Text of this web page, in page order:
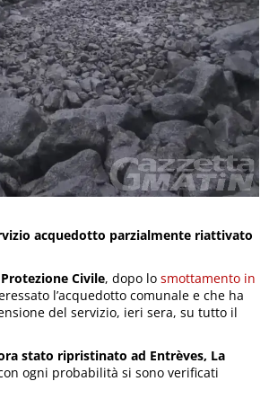
acquedotto parzialmente riattivato
Protezione Civile, dopo losmottamento in
l’acquedotto comunale e che ha
del servizio, ieri sera, su tutto il
stato ripristinato ad Entrèves, La
ogni probabilità si sono verificati